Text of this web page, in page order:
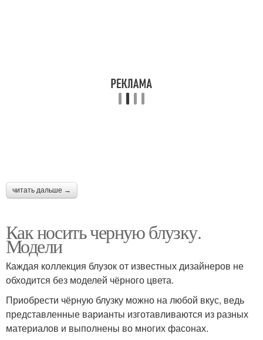
читать дальше →
Как носить черную блузку.
Модели
Каждая коллекция блузок от известных дизайнеров не
обходится без моделей чёрного цвета.
Приобрести чёрную блузку можно на любой вкус, ведь
представленные варианты изготавливаются из разных
материалов и выполнены во многих фасонах.